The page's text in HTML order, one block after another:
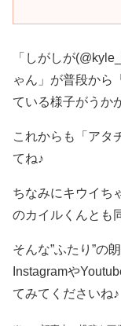
「しがしが
ゃん」が普段から
ている様子がうか
これからも「アタ
てね♪
ちなみにキウイち
のカイルくんとも
そんな”ふたり”の
Instagramや
てみてくださいね♪